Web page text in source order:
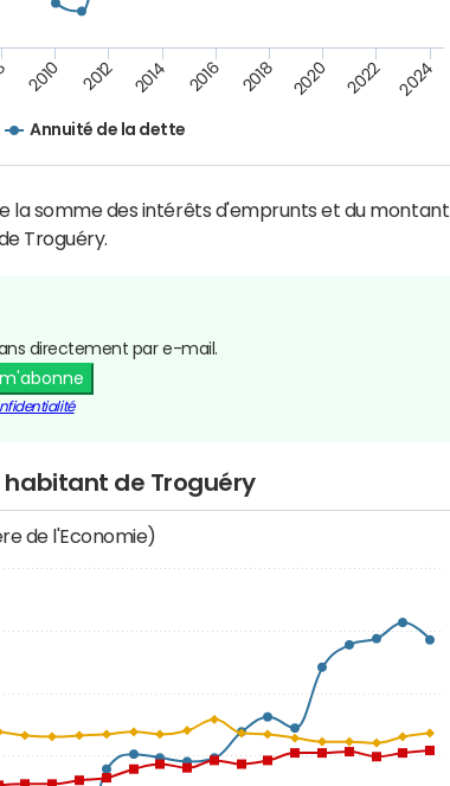
Annuité de la dette
2010 2012 2014 2016 2018 2020 2022 2024
la somme des intérêts d'emprunts et du montant
Troguéry.
directement par e-mail.
de Troguéry
de l'Economie)